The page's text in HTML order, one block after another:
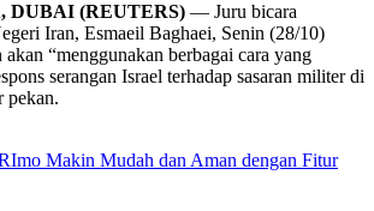
DUBAI (REUTERS) — Juru bicara
Iran, Esmaeil Baghaei, Senin (28/10)
akan “menggunakan berbagai cara yang
serangan Israel terhadap sasaran militer di
pekan.
Makin Mudah dan Aman dengan Fitur